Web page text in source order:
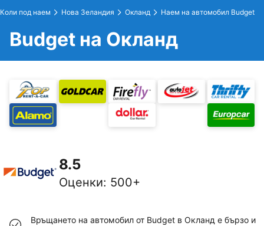
Коли под наем Нова Зеландия Окланд Наем на автомобил Budget
Budget на Окланд
8.5
Оценки: 500+
Връщането на автомобил от Budget в Окланд е бързо и